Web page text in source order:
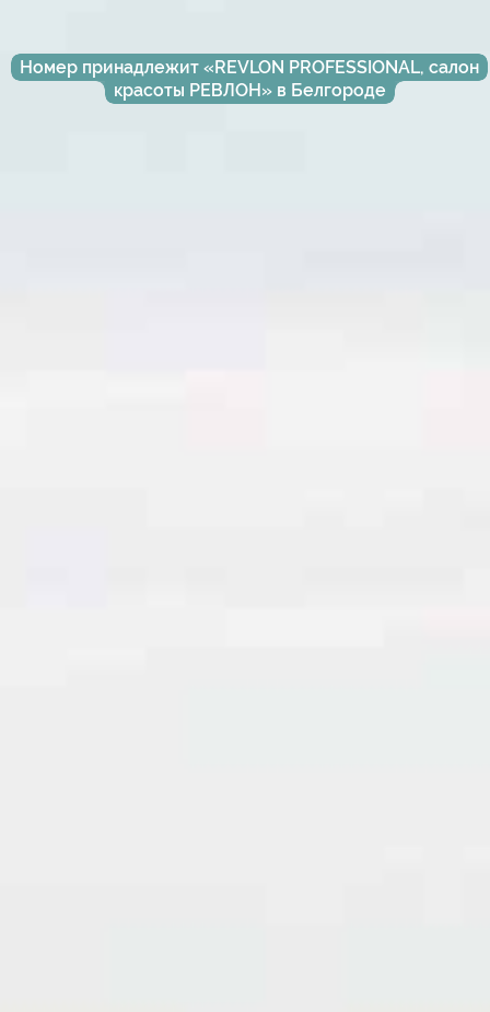
Номер принадлежит «REVLON PROFESSIONAL, салон
красоты РЕВЛОН» в Белгороде